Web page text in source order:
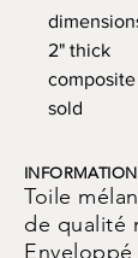
2" thick
sold
Toile
de qualité